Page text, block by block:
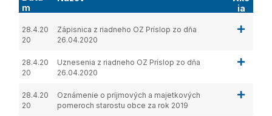
m
ia
28.4.20
20
Zápisnica z riadneho OZ Príslop zo dňa
26.04.2020
28.4.20
20
Uznesenia z riadneho OZ Príslop zo dňa
26.04.2020
28.4.20
20
Oznámenie o príjmových a majetkových
pomeroch starostu obce za rok 2019